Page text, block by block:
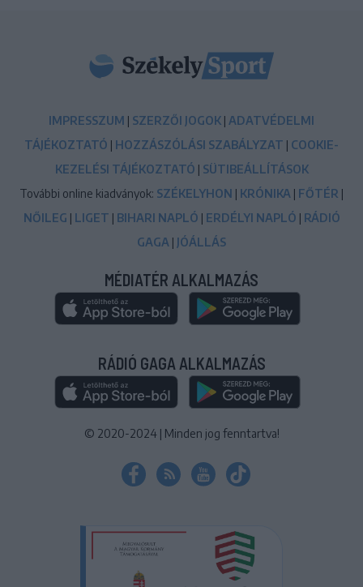
IMPRESSZUM | SZERZŐI JOGOK | ADATVÉDELMI
TÁJÉKOZTATÓ | HOZZÁSZÓLÁSI SZABÁLYZAT | COOKIE-
KEZELÉSI TÁJÉKOZTATÓ | SÜTIBEÁLLÍTÁSOK
További online kiadványok: SZÉKELYHON | KRÓNIKA | FŐTÉR |
NŐILEG | LIGET | BIHARI NAPLÓ | ERDÉLYI NAPLÓ | RÁDIÓ
GAGA | JÓÁLLÁS
MÉDIATÉR ALKALMAZÁS
RÁDIÓ GAGA ALKALMAZÁS
© 2020-2024 | Minden jog fenntartva!